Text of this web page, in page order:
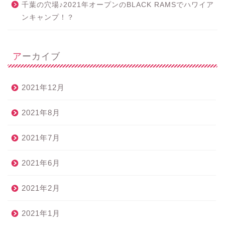
千葉の穴場♪2021年オープンのBLACK RAMSでハワイア
ンキャンプ！？
アーカイブ
2021年12月
2021年8月
2021年7月
2021年6月
2021年2月
2021年1月